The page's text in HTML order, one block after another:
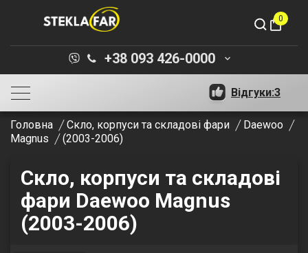
shopping_bag
0
+38 093 426-0000 keyboard_arrow_down
Відгуки:3
Головна Скло, корпуси та складові фари
Daewoo
Magnus
(2003-2006)
Скло, корпуси та складові
фари Daewoo Magnus
(2003-2006)